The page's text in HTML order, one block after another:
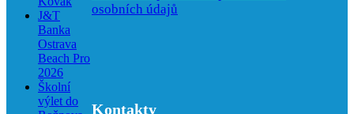
J&T
Banka
Ostrava
Beach Pro
2026
Školní
výlet do
osobních údajů
Kontakty